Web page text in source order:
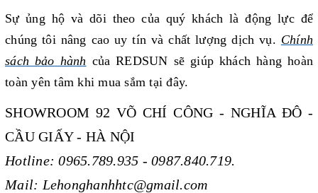
Sự ủng hộ và dõi theo của quý khách là động lực để
chúng tôi nâng cao uy tín và chất lượng dịch vụ. Chính
sách bảo hành của REDSUN sẽ giúp khách hàng hoàn
toàn yên tâm khi mua sắm tại đây.
SHOWROOM 92 VÕ CHÍ CÔNG - NGHĨA ĐÔ -
CẦU GIẤY - HÀ NỘI
Hotline: 0965.789.935 - 0987.840.719.
Mail: Lehonghanhhtc@gmail.com